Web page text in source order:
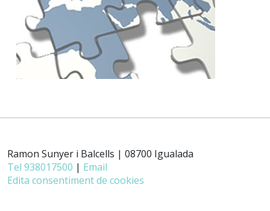
Ramon Sunyer i Balcells | 08700 Igualada
Tel 938017500 | Email
Edita consentiment de cookies